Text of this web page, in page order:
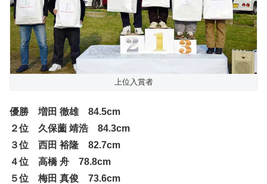
上位入賞者
優勝 増田 徹雄 84.5cm
２位 久保薗 靖浩 84.3cm
３位 西田 裕隆 82.7cm
４位 高橋 舟 78.8cm
５位 梅田 真俊 73.6cm